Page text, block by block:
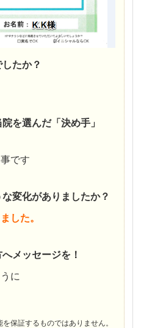
たか？
を選んだ「決め手」
です
変化がありましたか？
した。
メッセージを！
に
保証するものではありません。